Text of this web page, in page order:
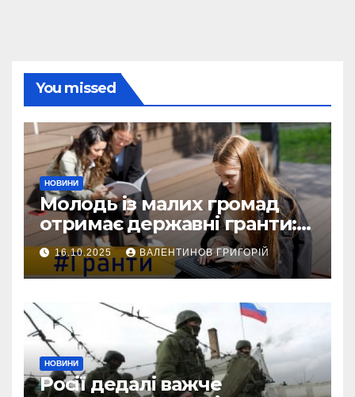
You missed
НОВИНИ
Молодь із малих громад
отримає державні гранти:
виплати сягатимуть 200
тисяч гривень
16.10.2025 ВАЛЕНТИНОВ ГРИГОРІЙ
НОВИНИ
Росії дедалі важче